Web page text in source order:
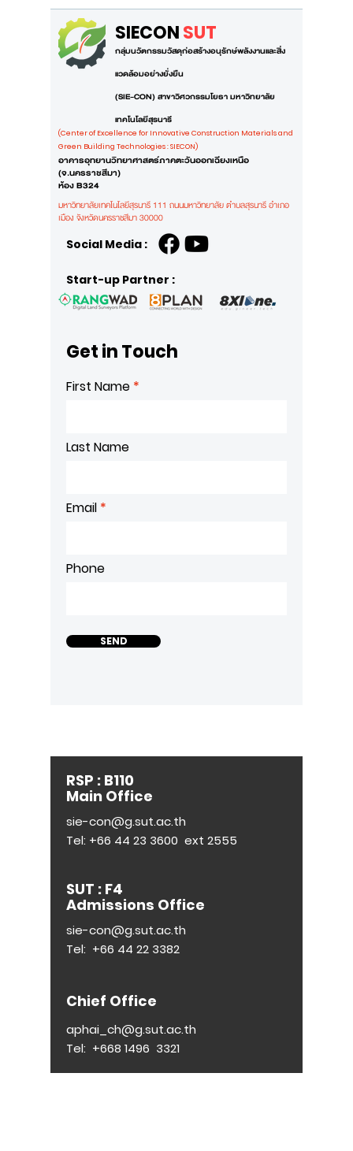
SIECONSUT
กลุ่มนวัตกรรมวัสดุก่อสร้างอนุรักษ์พลังงานและสิ่ง
แวดล้อมอย่างยั่งยืน
(SIE-CON) สาขาวิศวกรรมโยธา มหาวิทยาลัย
เทคโนโลยีสุรนารี
(Center of Excellence for Innovative Construction Materials and
Green Building Technologies : SIECON)
อาคารอุทยานวิทยาศาสตร์ภาคตะวันออกเฉียงเหนือ
(จ.นครราชสีมา)
ห้อง B324
มหาวิทยาลัยเทคโนโลยีสุรนารี 111 ถนนมหาวิทยาลัย ตำบลสุรนารี อำเภอ
เมือง จังหวัดนครราชสีมา 30000
Social Media :
Start-up Partner :
Get in Touch
First Name
Last Name
Email
Phone
SEND
RSP : B110
Main Office
sie-con@g.sut.ac.th
Tel: +66 44 23 3600 ext 2555
SUT : F4
Admissions Office
sie-con@g.sut.ac.th
Tel: +66 44 22 3382
Chief Office
aphai_ch@g.sut.ac.th
Tel: +668 1496 3321